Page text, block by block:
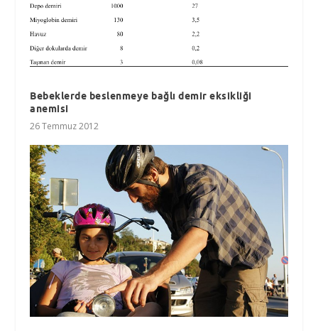
Bebeklerde beslenmeye bağlı demir eksikliği
anemisi
26 Temmuz 2012